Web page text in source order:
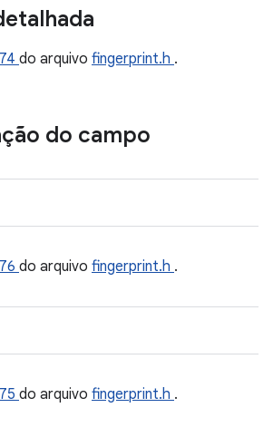
74 do arquivo fingerprint.h .
do campo
76 do arquivo fingerprint.h .
75 do arquivo fingerprint.h .